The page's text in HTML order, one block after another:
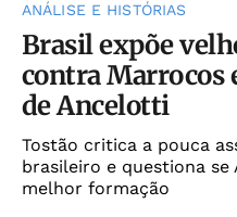
ANÁLISE E HISTÓRIAS
Brasil expõe
contra Marrocos
de Ancelotti
Tostão critica a pouca
brasileiro e questiona
melhor formação